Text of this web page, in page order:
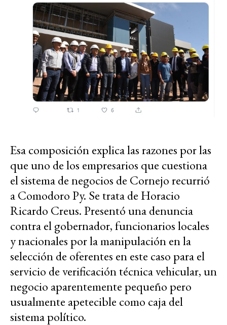
Esa composición explica las razones por las
que uno de los empresarios que cuestiona
el sistema de negocios de Cornejo recurrió
a Comodoro Py. Se trata de Horacio
Ricardo Creus. Presentó una denuncia
contra el gobernador, funcionarios locales
y nacionales por la manipulación en la
selección de oferentes en este caso para el
servicio de verificación técnica vehicular, un
negocio aparentemente pequeño pero
usualmente apetecible como caja del
sistema político.